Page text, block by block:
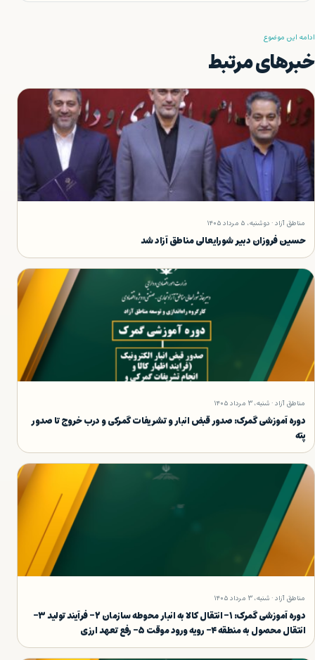
ادامه این موضوع
خبرهای مرتبط
مناطق آزاد · دوشنبه، ۵ مرداد ۱۴۰۵
حسین فروزان دبیر شورایعالی مناطق آزاد شد
مناطق آزاد · شنبه، ۳ مرداد ۱۴۰۵
دوره آموزشی گمرک: صدور قبض انبار و تشریفات گمرکی و درب خروج تا صدور
پته
مناطق آزاد · شنبه، ۳ مرداد ۱۴۰۵
دوره آموزشی گمرک: ۱- انتقال کالا به انبار محوطه سازمان ۲- فرآیند تولید ۳-
انتقال محصول به منطقه ۴- رویه ورود موقت ۵- رفع تعهد ارزی